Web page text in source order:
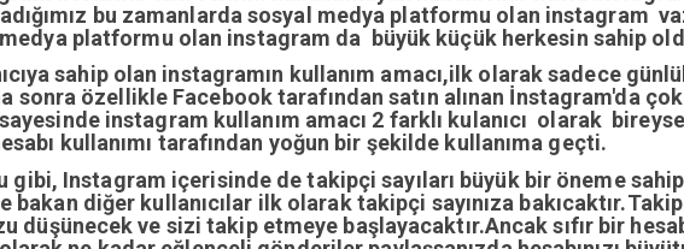
bu zamanlarda sosyal medya platformu olan instagram
platformu olan instagram da büyük küçük herkesin sahip
sahip olan instagramın kullanım amacı,ilk olarak sadece
sonra özellikle Facebook tarafından satın alınan İnstagram'da
instagram kullanım amacı 2 farklı kulanıcı olarak
kullanımı tarafından yoğun bir şekilde kullanıma geçti.
Instagram içerisinde de takipçi sayıları büyük bir öneme
diğer kullanıcılar ilk olarak takipçi sayınıza
düşünecek ve sizi takip etmeye başlayacaktır.Ancak sıfır bir